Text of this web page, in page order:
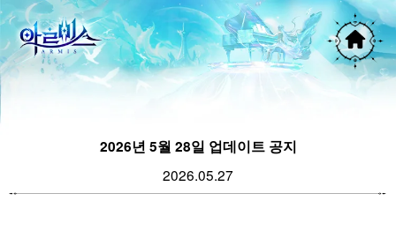
2026년 5월 28일 업데이트 공지
2026.05.27